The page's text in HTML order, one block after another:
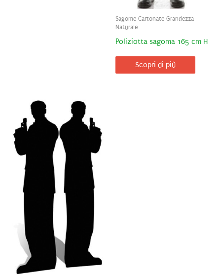
Sagome Cartonate Grandezza
Naturale
Poliziotta sagoma 165 cm H
Scopri di più